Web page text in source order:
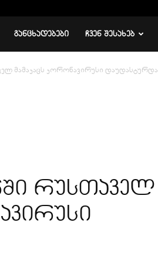
ᲒᲐᲜᲪᲮᲐᲓᲔᲑᲔᲑᲘ ᲩᲕᲔᲜ ᲨᲔᲡᲐᲮᲔᲑ
მამაკაცს კორონავირუსი დაუდასტურდა
რუსთაველ